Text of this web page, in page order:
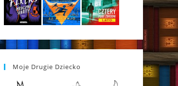
Moje Drugie Dziecko